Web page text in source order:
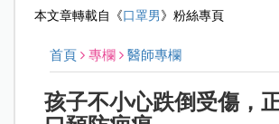
本文章轉載自《 口罩男 》粉絲專頁
首頁 專欄 醫師專欄
孩子不小心跌倒受傷，